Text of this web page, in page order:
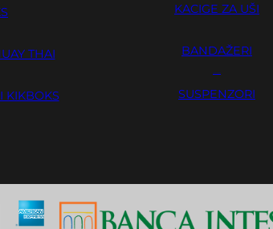
THAI
KIKBOKS
KACIGE ZA UŠI
BANDAŽERI
SUSPENZORI